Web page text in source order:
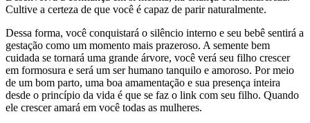
Cultive a certeza de que você é capaz de parir naturalmente.
Dessa forma, você conquistará o silêncio interno e seu bebê sentirá a
gestação como um momento mais prazeroso. A semente bem
cuidada se tornará uma grande árvore, você verá seu filho crescer
em formosura e será um ser humano tanquilo e amoroso. Por meio
de um bom parto, uma boa amamentação e sua presença inteira
desde o princípio da vida é que se faz o link com seu filho. Quando
ele crescer amará em você todas as mulheres.